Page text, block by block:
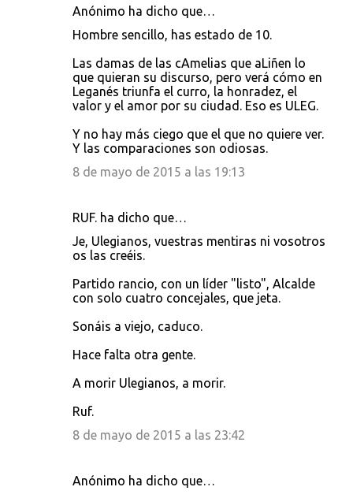
Anónimo ha dicho que…
Hombre sencillo, has estado de 10.
Las damas de las cAmelias que aLiñen lo
que quieran su discurso, pero verá cómo en
Leganés triunfa el curro, la honradez, el
valor y el amor por su ciudad. Eso es ULEG.
Y no hay más ciego que el que no quiere ver.
Y las comparaciones son odiosas.
8 de mayo de 2015 a las 19:13
RUF. ha dicho que…
Je, Ulegianos, vuestras mentiras ni vosotros
os las creéis.
Partido rancio, con un líder "listo", Alcalde
con solo cuatro concejales, que jeta.
Sonáis a viejo, caduco.
Hace falta otra gente.
A morir Ulegianos, a morir.
Ruf.
8 de mayo de 2015 a las 23:42
Anónimo ha dicho que…